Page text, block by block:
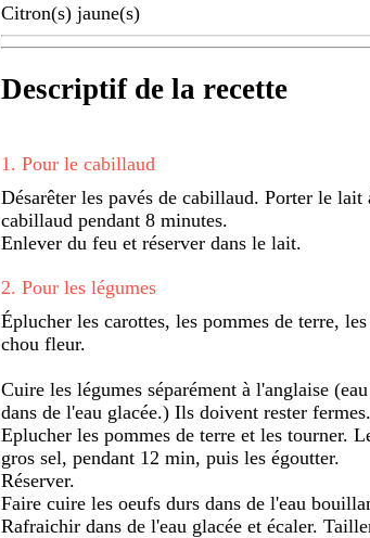
Citron(s) jaune(s)
Descriptif de la recette
1 . Pour le cabillaud
Désarêter les pavés de cabillaud. Porter le
cabillaud pendant 8 minutes.
Enlever du feu et réserver dans le lait.
2. Pour les légumes
Éplucher les carottes, les pommes de terre,
chou fleur.
Cuire les légumes séparément à l'anglaise
dans de l'eau glacée.) Ils doivent rester fermes.
Eplucher les pommes de terre et les tourner.
gros sel, pendant 12 min, puis les égoutter.
Réserver.
Faire cuire les oeufs durs dans de l'eau
Rafraichir dans de l'eau glacée et écaler.